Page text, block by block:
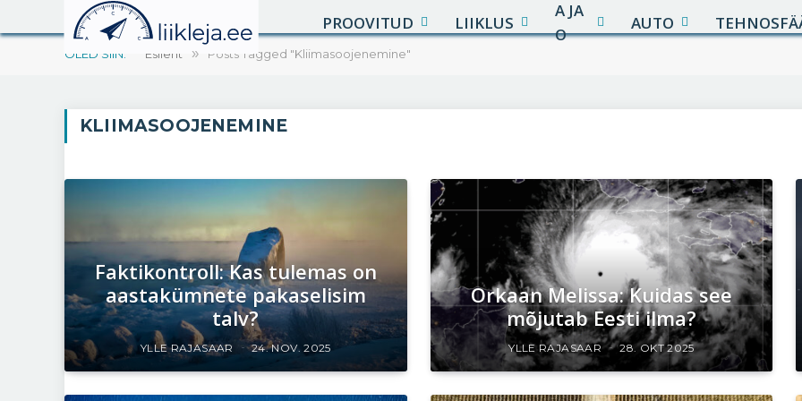
PROOVITUD LIIKLUS
A JA
O
AUTO
OLED SIIN: Esileht » Posts Tagged "Kliimasoojenemine"
KLIIMASOOJENEMINE
Faktikontroll: Kas tulemas on
aastakümnete pakaselisim
talv?
YLLE RAJASAAR 24. NOV. 2025
Orkaan Melissa: Kuidas see
mõjutab Eesti ilma?
YLLE RAJASAAR 28. OKT 2025